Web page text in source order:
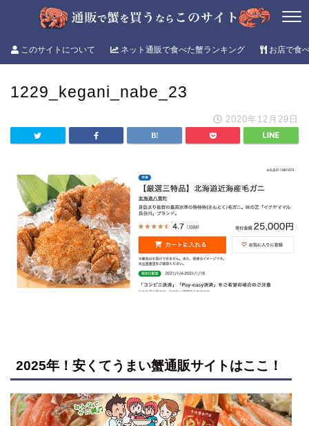
このサイトについて ネット通販で食べた蟹ランキング お店で食
1229_kegani_nabe_23
2020年12月29日
2025年！安くてうまい蟹通販サイトはここ！